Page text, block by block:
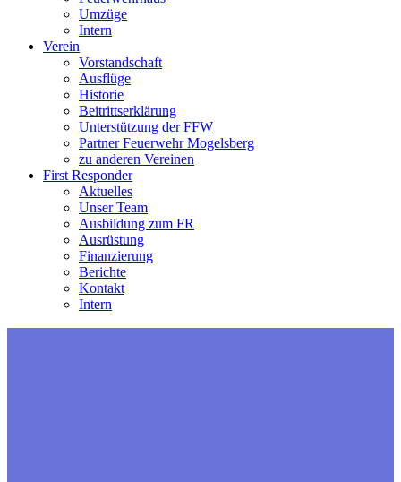
Umzüge
Intern
Verein
Vorstandschaft
Ausflüge
Historie
Beitrittserklärung
Unterstützung der FFW
Partner Feuerwehr Mogelsberg
zu anderen Vereinen
First Responder
Aktuelles
Unser Team
Ausbildung zum FR
Ausrüstung
Finanzierung
Berichte
Kontakt
Intern